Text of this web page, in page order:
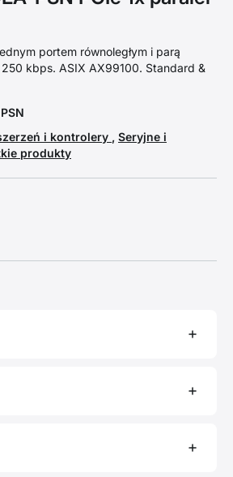
portem równoległym i parą
kbps. ASIX AX99100. Standard &
i kontrolery , Seryjne i
produkty